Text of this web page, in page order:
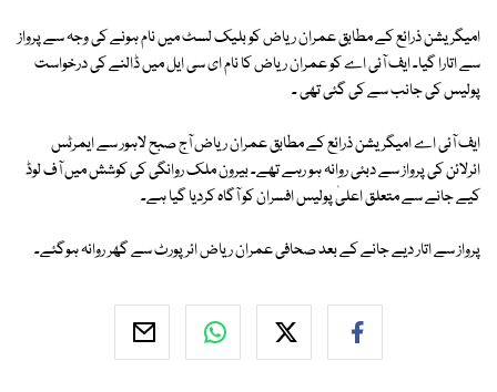
امیگریشن ذرائع کے مطابق عمران ریاض کو بلیک لسٹ میں نام ہونے کی وجہ سے پرواز
سے اتارا گیا۔ ایف آئی اے کو عمران ریاض کا نام ای سی ایل میں ڈالنے کی درخواست
پولیس کی جانب سے کی گئی تھی ۔
ایف آئی اے امیگریشن ذرائع کے مطابق عمران ریاض آج صبح لاہور سے ایمرٹس
ائرلائن کی پرواز سے دبئی روانہ ہو رہے تھے۔ بیرون ملک روانگی کی کوشش میں آف لوڈ
کیے جانے سے متعلق اعلیٰ پولیس افسران کو آگاہ کردیا گیا ہے۔
پرواز سے اتار دیے جانے کے بعد صحافی عمران ریاض ائر پورٹ سے گھر روانہ ہوگئے۔